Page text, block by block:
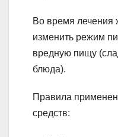
Во время лечения
изменить режим
вредную пищу
блюда).
Правила
средств: